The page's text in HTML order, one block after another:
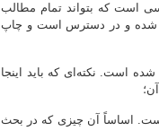
است که بتواند تمام مطالب
شده و در دسترس است و چاپ
است. نکته‌ای که باید اینجا
است. اساساً آن چیزی که در بحث